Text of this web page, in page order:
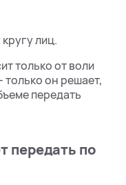
лиц.
только от воли
он решает,
передать
передать по